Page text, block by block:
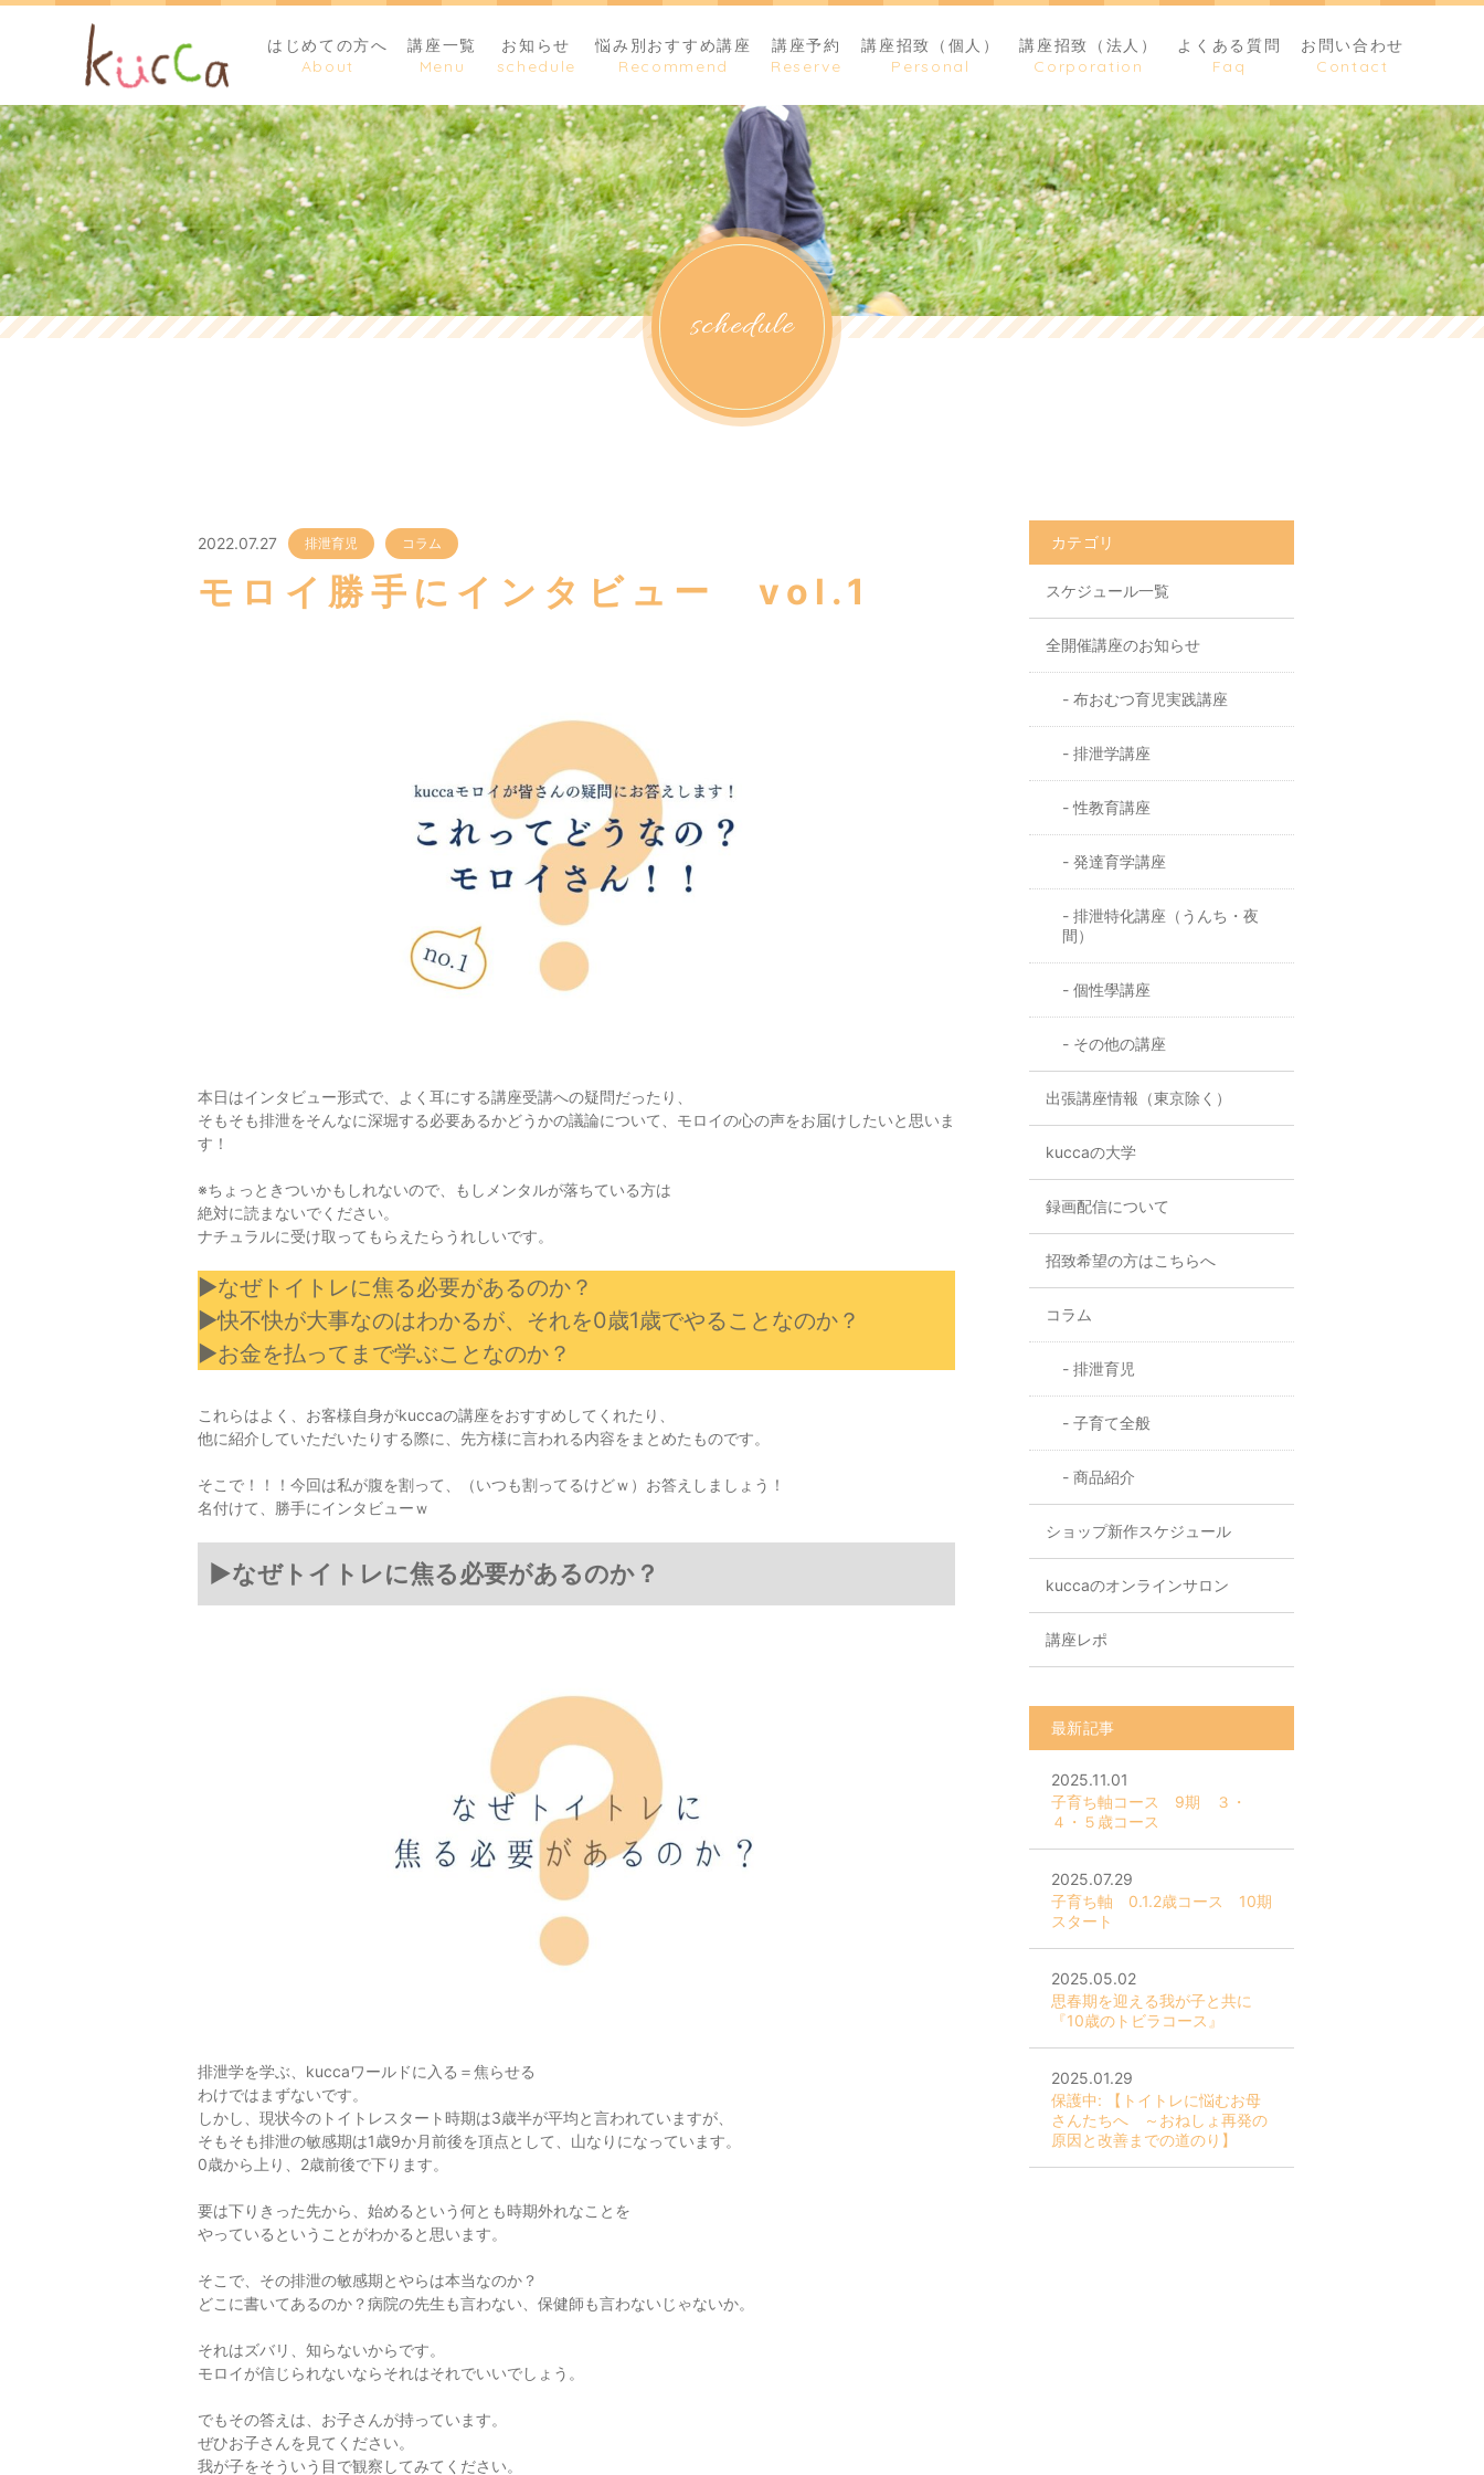
はじめての方へ 講座一覧 お知らせ 悩み別おすすめ講座 講座予約 講座招致（個人） 講座招致（法人） よくある質問 お問い合わせ
schedule
2022.07.27 排泄育児 コラム
モロイ勝手にインタビュー vol.1
本日はインタビュー形式で、よく耳にする講座受講への疑問だったり、
そもそも排泄をそんなに深堀する必要あるかどうかの議論について、モロイの心の声をお届けしたいと思いま
す！
※ちょっときついかもしれないので、もしメンタルが落ちている方は
絶対に読まないでください。
ナチュラルに受け取ってもらえたらうれしいです。
▶なぜトイトレに焦る必要があるのか？
▶快不快が大事なのはわかるが、それを0歳1歳でやることなのか？
▶お金を払ってまで学ぶことなのか？
これらはよく、お客様自身がkuccaの講座をおすすめしてくれたり、
他に紹介していただいたりする際に、先方様に言われる内容をまとめたものです。
そこで！！！今回は私が腹を割って、（いつも割ってるけどｗ）お答えしましょう！
名付けて、勝手にインタビューｗ
▶なぜトイトレに焦る必要があるのか？
排泄学を学ぶ、kuccaワールドに入る＝焦らせる
わけではまずないです。
しかし、現状今のトイトレスタート時期は3歳半が平均と言われていますが、
そもそも排泄の敏感期は1歳9か月前後を頂点として、山なりになっています。
0歳から上り、2歳前後で下ります。
要は下りきった先から、始めるという何とも時期外れなことを
やっているということがわかると思います。
そこで、その排泄の敏感期とやらは本当なのか？
どこに書いてあるのか？病院の先生も言わない、保健師も言わないじゃないか。
それはズバリ、知らないからです。
モロイが信じられないならそれはそれでいいでしょう。
でもその答えは、お子さんが持っています。
ぜひお子さんを見てください。
我が子をそういう目で観察してみてください。
カテゴリ
スケジュール一覧
全開催講座のお知らせ
布おむつ育児実践講座
排泄学講座
性教育講座
発達育学講座
排泄特化講座（うんち・夜
間）
個性學講座
その他の講座
出張講座情報（東京除く）
kuccaの大学
録画配信について
招致希望の方はこちらへ
コラム
排泄育児
子育て全般
商品紹介
ショップ新作スケジュール
kuccaのオンラインサロン
講座レポ
最新記事
2025.11.01
子育ち軸コース 9期 ３・
４・５歳コース
2025.07.29
子育ち軸 0.1.2歳コース 10期
スタート
2025.05.02
思春期を迎える我が子と共に
『10歳のトビラコース』
2025.01.29
保護中: 【トイトレに悩むお母
さんたちへ ～おねしょ再発の
原因と改善までの道のり】